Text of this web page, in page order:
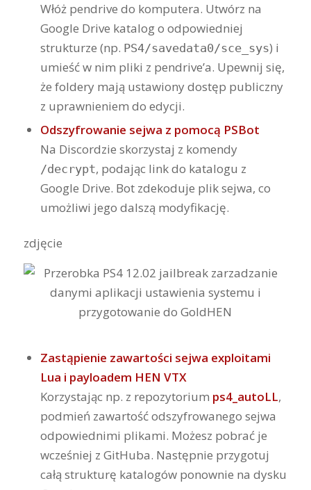
Włóż pendrive do komputera. Utwórz na
Google Drive katalog o odpowiedniej
strukturze (np. PS4/savedata0/sce_sys) i
umieść w nim pliki z pendrive’a. Upewnij się,
że foldery mają ustawiony dostęp publiczny
z uprawnieniem do edycji.
Odszyfrowanie sejwa z pomocą PSBot
Na Discordzie skorzystaj z komendy
/decrypt, podając link do katalogu z
Google Drive. Bot zdekoduje plik sejwa, co
umożliwi jego dalszą modyfikację.
zdjęcie
Zastąpienie zawartości sejwa exploitami
Lua i payloadem HEN VTX
Korzystając np. z repozytorium ps4_autoLL,
podmień zawartość odszyfrowanego sejwa
odpowiednimi plikami. Możesz pobrać je
wcześniej z GitHuba. Następnie przygotuj
całą strukturę katalogów ponownie na dysku